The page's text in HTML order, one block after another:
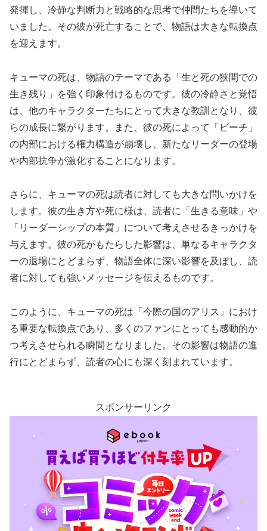
発揮し、冷静な判断力と戦略的な思考で仲間たちを導いて
いました。その彼が死亡することで、物語は大きな転換点
を迎えます。
キューマの死は、物語のテーマである「生と死の狭間での
生き残り」を強く印象付けるものです。彼の冷静さと覚悟
は、他のキャラクターたちにとって大きな教訓となり、彼
らの成長に繋がります。また、彼の死によって「ビーチ」
の内部における権力構造が崩壊し、新たなリーダーの登場
や内部抗争が激化することになります。
さらに、キューマの死は読者に対しても大きな問いかけを
します。彼の生き方や死に様は、読者に「生きる意味」や
「リーダーシップの本質」について考えさせるきっかけを
与えます。彼の死がもたらした影響は、単なるキャラクタ
ーの退場にとどまらず、物語全体に深い影響を及ぼし、読
者に対しても強いメッセージを伝えるものです。
このように、キューマの死は「今際の国のアリス」におけ
る重要な転換点であり、多くのファンにとっても感動的か
つ考えさせられる瞬間となりました。その影響は物語の進
行にとどまらず、読者の心にも深く刻まれています。
スポンサーリンク